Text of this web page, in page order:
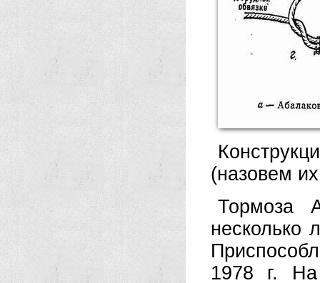
(назовем
Тормоза
несколько
1978 г.